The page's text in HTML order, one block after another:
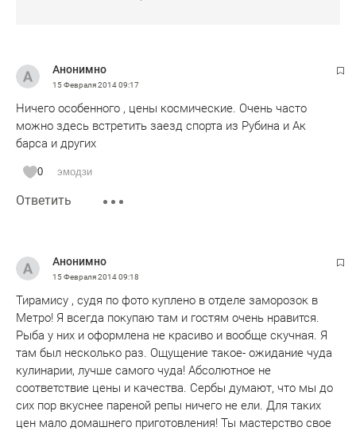
Анонимно
15 Февраля 201409:17
Ничего особенного , цены космические. Очень часто
можно здесь встретить заезд спорта из Рубина и Ак
барса и других
0 эмодзи
Ответить
Анонимно
15 Февраля 201409:18
Тирамису , судя по фото куплено в отделе заморозок в
Метро! Я всегда покупаю там и гостям очень нравится.
Рыба у них и оформлена не красиво и вообще скучная. Я
там был несколько раз. Ощущение такое- ожидание чуда
кулинарии, лучше самого чуда! Абсолютное не
соответствие цены и качества. Сербы думают, что мы до
сих пор вкуснее пареной репы ничего не ели. Для таких
цен мало домашнего приготовления! Ты мастерство свое